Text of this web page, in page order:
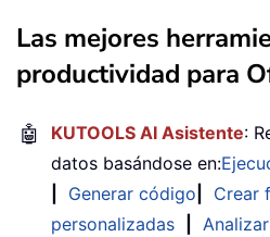
Las mejores
productividad para
🤖 KUTOOLS AI Asistente:
datos basándose en:
Generar código
Crear
personalizadas